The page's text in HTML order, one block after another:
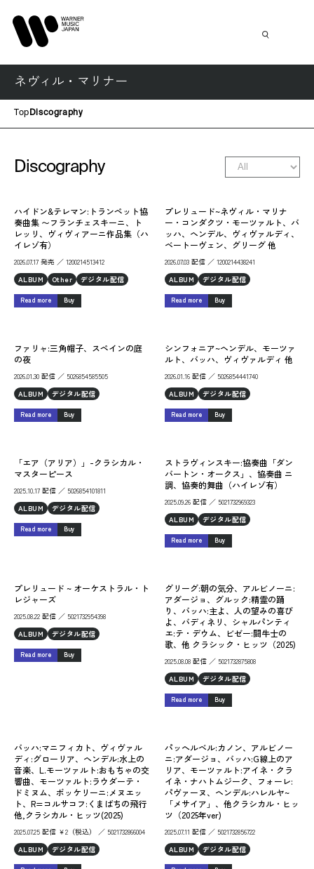
ネヴィル・マリナー
Top Discography
Discography
ハイドン&テレマン:トランペット協
奏曲集 〜フランチェスキーニ、ト
レッリ、ヴィヴィアーニ作品集（ハ
イレゾ有）
2026.07.17 発売 ／ 1200214513412
ALBUM
Other デジタル配信
Read more Buy
プレリュード~ネヴィル・マリナ
ー・コンダクツ・モーツァルト、バ
ッハ、ヘンデル、ヴィヴァルディ、
ベートーヴェン、グリーグ 他
2026.07.03 配信 ／ 1200214438241
ALBUM
デジタル配信
Read more Buy
ファリャ:三角帽子、スペインの庭
の夜
2026.01.30 配信 ／ 5026854585505
ALBUM
デジタル配信
Read more Buy
シンフォニア~ヘンデル、モーツァ
ルト、バッハ、ヴィヴァルディ 他
2026.01.16 配信 ／ 5026854441740
ALBUM
デジタル配信
Read more Buy
「エア（アリア）」-クラシカル・
マスターピース
2025.10.17 配信 ／ 5026854101811
ALBUM
デジタル配信
Read more Buy
ストラヴィンスキー:協奏曲「ダン
バートン・オークス」、協奏曲 ニ
調、協奏的舞曲（ハイレゾ有）
2025.09.26 配信 ／ 5021732969323
ALBUM
デジタル配信
Read more Buy
プレリュード ~ オーケストラル・ト
レジャーズ
2025.08.22 配信 ／ 5021732954398
ALBUM
デジタル配信
Read more Buy
グリーグ:朝の気分、アルビノーニ:
アダージョ、グルック:精霊の踊
り、バッハ:主よ、人の望みの喜び
よ、バディネリ、シャルパンティ
エ:テ・デウム、ビゼー:闘牛士の
歌、他 クラシック・ヒッツ（2025)
2025.08.08 配信 ／ 5021732875808
ALBUM
デジタル配信
Read more Buy
バッハ:マニフィカト、ヴィヴァル
ディ:グローリア、ヘンデル:水上の
音楽、L.モーツァルト:おもちゃの交
響曲、モーツァルト:ラウダーテ・
ドミヌム、ボッケリーニ:メヌエッ
ト、R=コルサコフ:くまばちの飛行
他,クラシカル・ヒッツ(2025)
2025.07.25 配信 ￥2（税込） ／ 5021732866004
ALBUM
デジタル配信
パッへルベル:カノン、アルビノー
ニ:アダージョ、バッハ:G線上のア
リア、モーツァルト:アイネ・クラ
イネ・ナハトムジーク、フォーレ:
パヴァーヌ、ヘンデル:ハレルヤ~
「メサイア」、他クラシカル・ヒッ
ツ（2025年ver)
2025.07.11 配信 ／ 5021732856722
ALBUM
デジタル配信